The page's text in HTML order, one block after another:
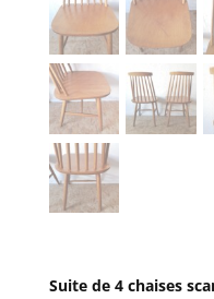
Suite de 4 chaises